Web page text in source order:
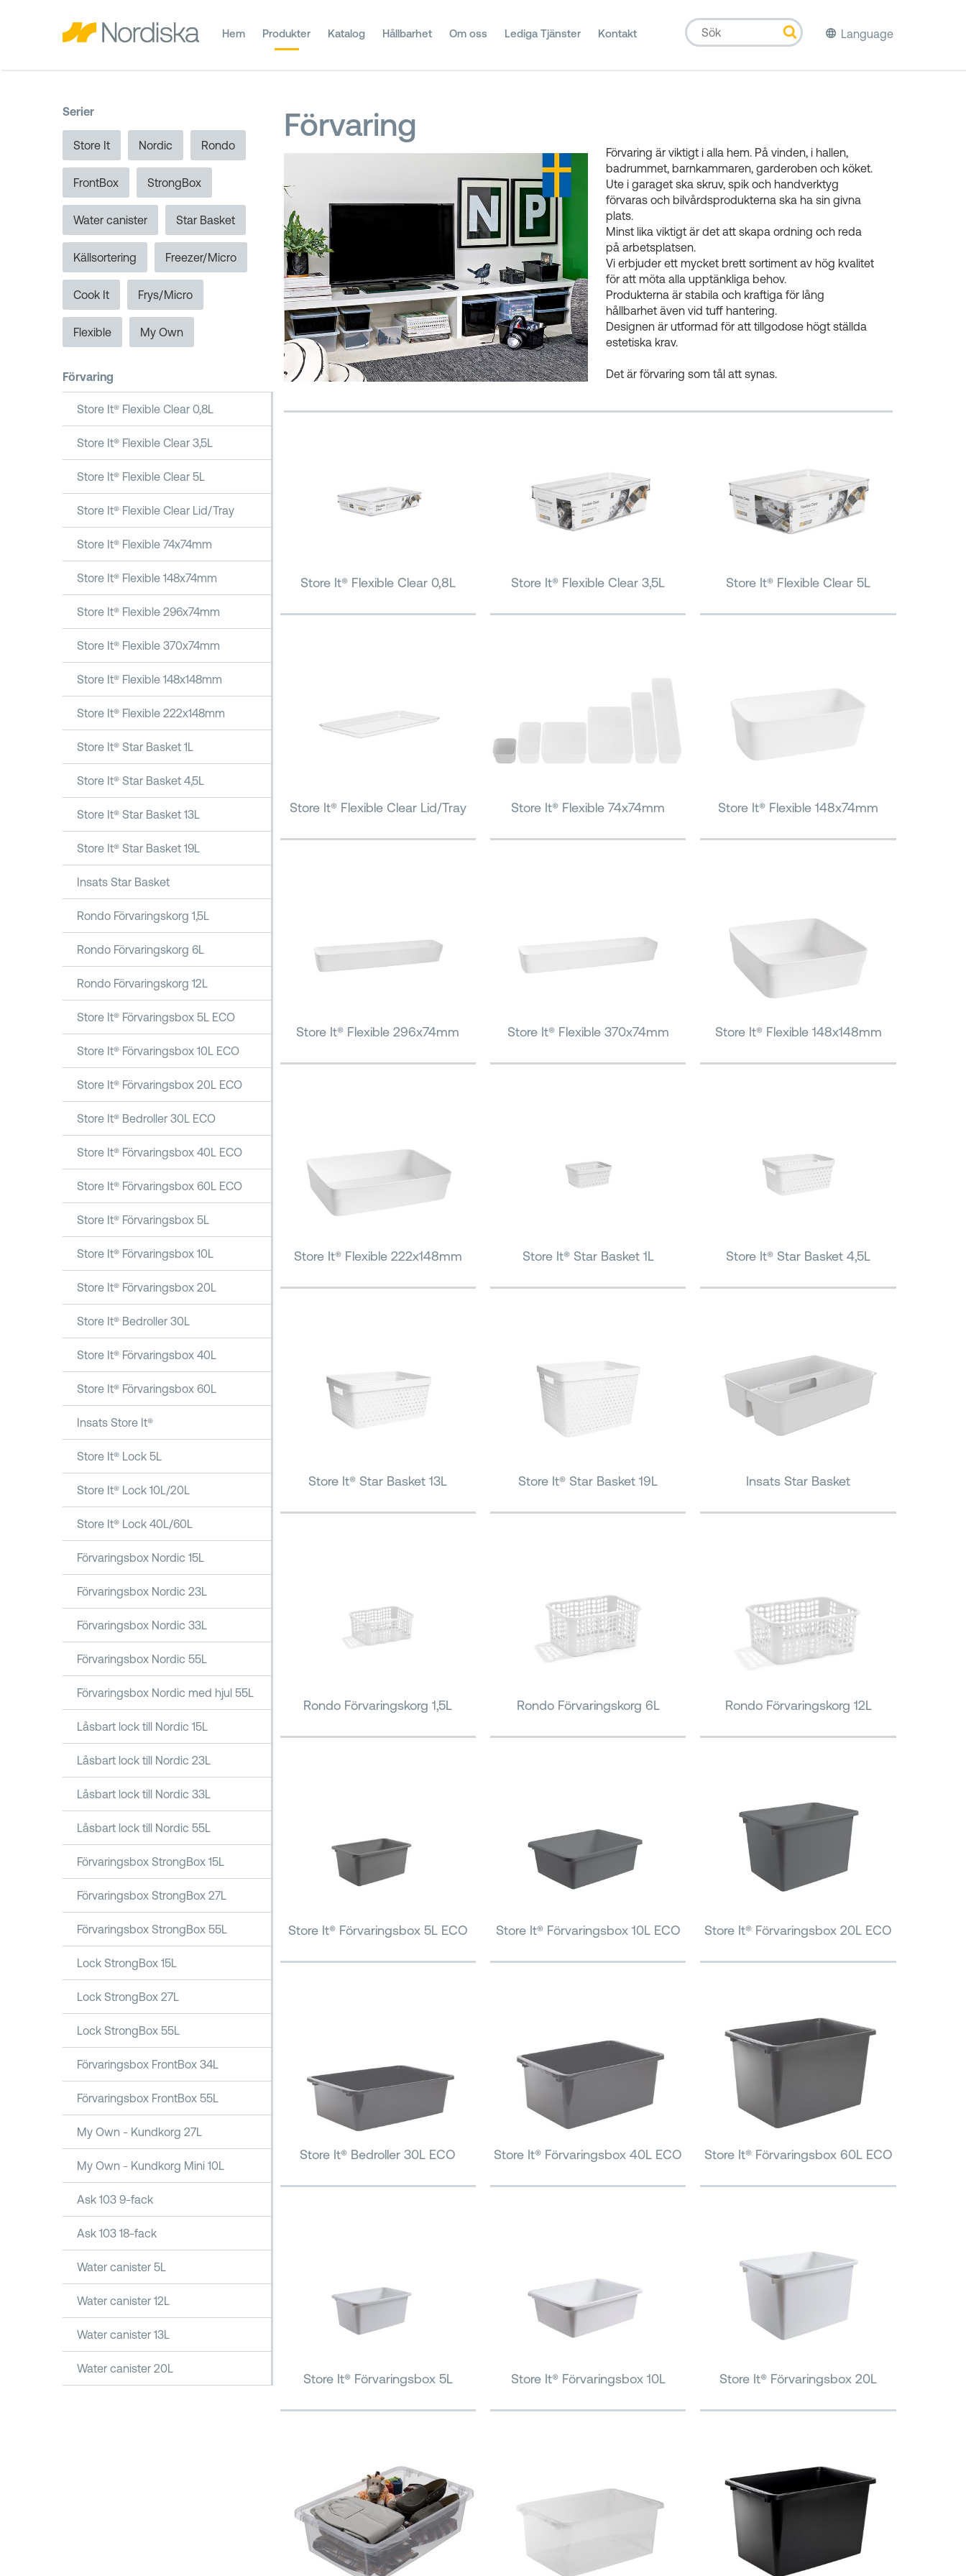
Hem Produkter Katalog Hållbarhet Om oss Lediga Tjänster Kontakt Language
Serier
Store It Nordic Rondo
FrontBox StrongBox
Water canister Star Basket
Källsortering Freezer/Micro
Cook It Frys/Micro
Flexible My Own
Förvaring
Store It® Flexible Clear 0,8L
Store It® Flexible Clear 3,5L
Store It® Flexible Clear 5L
Store It® Flexible Clear Lid/Tray
Store It® Flexible 74x74mm
Store It® Flexible 148x74mm
Store It® Flexible 296x74mm
Store It® Flexible 370x74mm
Store It® Flexible 148x148mm
Store It® Flexible 222x148mm
Store It® Star Basket 1L
Store It® Star Basket 4,5L
Store It® Star Basket 13L
Store It® Star Basket 19L
Insats Star Basket
Rondo Förvaringskorg 1,5L
Rondo Förvaringskorg 6L
Rondo Förvaringskorg 12L
Store It® Förvaringsbox 5L ECO
Store It® Förvaringsbox 10L ECO
Store It® Förvaringsbox 20L ECO
Store It® Bedroller 30L ECO
Store It® Förvaringsbox 40L ECO
Store It® Förvaringsbox 60L ECO
Store It® Förvaringsbox 5L
Store It® Förvaringsbox 10L
Store It® Förvaringsbox 20L
Store It® Bedroller 30L
Store It® Förvaringsbox 40L
Store It® Förvaringsbox 60L
Insats Store It®
Store It® Lock 5L
Store It® Lock 10L/20L
Store It® Lock 40L/60L
Förvaringsbox Nordic 15L
Förvaringsbox Nordic 23L
Förvaringsbox Nordic 33L
Förvaringsbox Nordic 55L
Förvaringsbox Nordic med hjul 55L
Låsbart lock till Nordic 15L
Låsbart lock till Nordic 23L
Låsbart lock till Nordic 33L
Låsbart lock till Nordic 55L
Förvaringsbox StrongBox 15L
Förvaringsbox StrongBox 27L
Förvaringsbox StrongBox 55L
Lock StrongBox 15L
Lock StrongBox 27L
Lock StrongBox 55L
Förvaringsbox FrontBox 34L
Förvaringsbox FrontBox 55L
My Own - Kundkorg 27L
My Own - Kundkorg Mini 10L
Ask 103 9-fack
Ask 103 18-fack
Water canister 5L
Water canister 12L
Water canister 13L
Water canister 20L
Förvaring
Förvaring är viktigt i alla hem. På vinden, i hallen,
badrummet, barnkammaren, garderoben och köket.
Ute i garaget ska skruv, spik och handverktyg
förvaras och bilvårdsprodukterna ska ha sin givna
plats.
Minst lika viktigt är det att skapa ordning och reda
på arbetsplatsen.
Vi erbjuder ett mycket brett sortiment av hög kvalitet
för att möta alla upptänkliga behov.
Produkterna är stabila och kraftiga för lång
hållbarhet även vid tuff hantering.
Designen är utformad för att tillgodose högt ställda
estetiska krav.
Det är förvaring som tål att synas.
Store It® Flexible Clear 0,8L Store It® Flexible Clear 3,5L Store It® Flexible Clear 5L
Store It® Flexible Clear Lid/Tray Store It® Flexible 74x74mm Store It® Flexible 148x74mm
Store It® Flexible 296x74mm Store It® Flexible 370x74mm Store It® Flexible 148x148mm
Store It® Flexible 222x148mm Store It® Star Basket 1L Store It® Star Basket 4,5L
Store It® Star Basket 13L Store It® Star Basket 19L Insats Star Basket
Rondo Förvaringskorg 1,5L Rondo Förvaringskorg 6L Rondo Förvaringskorg 12L
Store It® Förvaringsbox 5L ECO Store It® Förvaringsbox 10L ECO Store It® Förvaringsbox 20L ECO
Store It® Bedroller 30L ECO Store It® Förvaringsbox 40L ECO Store It® Förvaringsbox 60L ECO
Store It® Förvaringsbox 5L Store It® Förvaringsbox 10L Store It® Förvaringsbox 20L